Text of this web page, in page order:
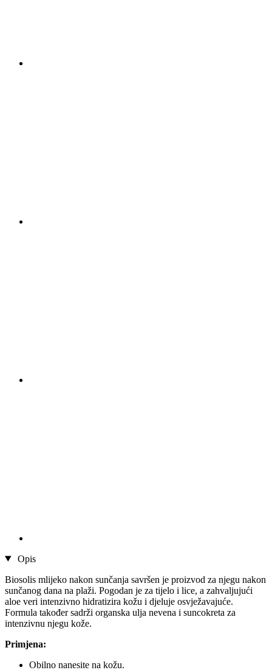
Opis
Biosolis mlijeko nakon sunčanja savršen je proizvod za njegu nakon
sunčanog dana na plaži. Pogodan je za tijelo i lice, a zahvaljujući
aloe veri intenzivno hidratizira kožu i djeluje osvježavajuće.
Formula također sadrži organska ulja nevena i suncokreta za
intenzivnu njegu kože.
Primjena:
Obilno nanesite na kožu.